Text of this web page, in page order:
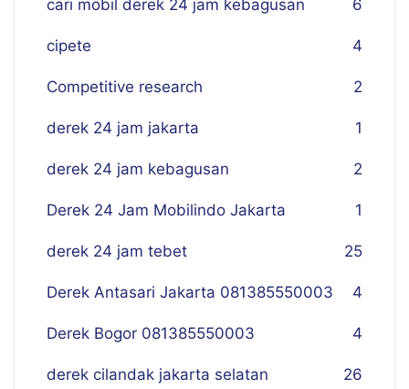
cari mobil derek 24 jam kebagusan 6
cipete 4
Competitive research 2
derek 24 jam jakarta 1
derek 24 jam kebagusan 2
Derek 24 Jam Mobilindo Jakarta 1
derek 24 jam tebet 25
Derek Antasari Jakarta 081385550003 4
Derek Bogor 081385550003 4
derek cilandak jakarta selatan 26